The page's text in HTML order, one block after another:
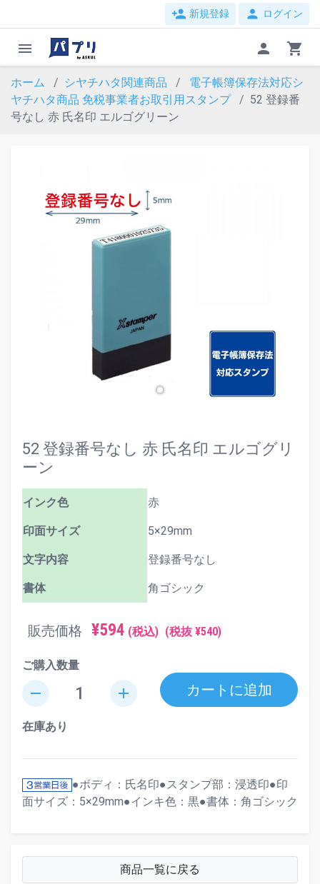
person_add 新規登録 person ログイン
menu person shopping_cart
ホーム シヤチハタ関連商品
電子帳簿保存法対応シ
ヤチハタ商品 免税事業者お取引用スタンプ
52 登録番
号なし 赤 氏名印 エルゴグリーン
52 登録番号なし 赤 氏名印 エルゴグリ
ーン
インク色 赤
印面サイズ 5×29mm
文字内容 登録番号なし
書体 角ゴシック
販売価格 ¥594 (税込) (税抜 ¥540)
ご購入数量
remove add カートに追加
在庫あり
●ボディ：氏名印●スタンプ部：浸透印●印
面サイズ：5×29mm●インキ色：黒●書体：角ゴシック
商品一覧に戻る